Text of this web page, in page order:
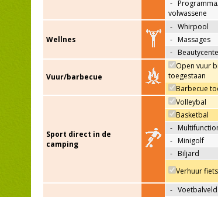
-
volwassene
Wellnes
- Whirpool
- Massages
-
Vuur/barbecue
Open vuur
toegestaan
Barbecue
Sport direct in de
camping
Volleybal
Basketbal
-
- Minigolf
- Biljard
Verhuur
- Voetbalveld